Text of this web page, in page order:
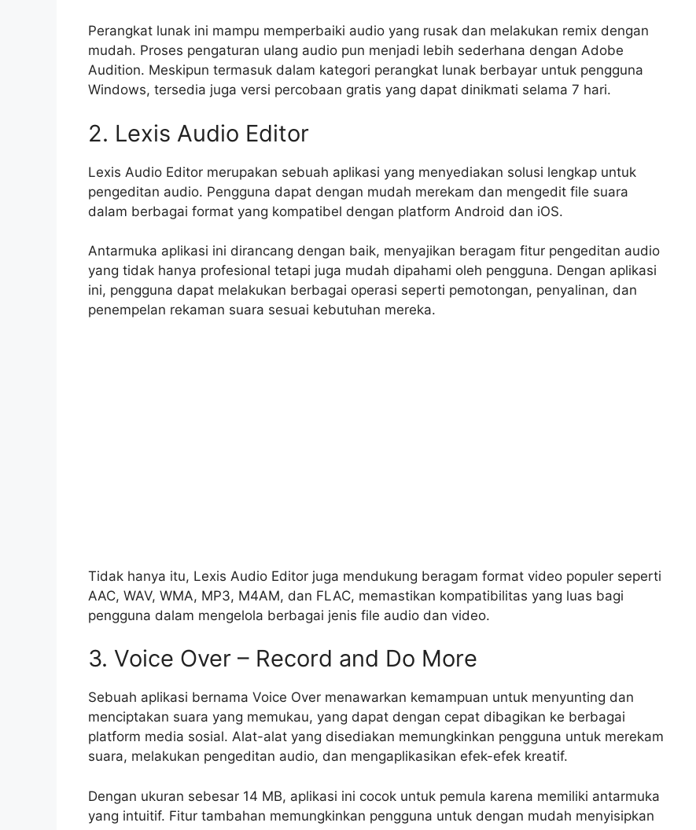
Perangkat lunak ini mampu memperbaiki audio yang rusak dan melakukan remix dengan
mudah. Proses pengaturan ulang audio pun menjadi lebih sederhana dengan Adobe
Audition. Meskipun termasuk dalam kategori perangkat lunak berbayar untuk pengguna
Windows, tersedia juga versi percobaan gratis yang dapat dinikmati selama 7 hari.
2. Lexis Audio Editor
Lexis Audio Editor merupakan sebuah aplikasi yang menyediakan solusi lengkap untuk
pengeditan audio. Pengguna dapat dengan mudah merekam dan mengedit file suara
dalam berbagai format yang kompatibel dengan platform Android dan iOS.
Antarmuka aplikasi ini dirancang dengan baik, menyajikan beragam fitur pengeditan audio
yang tidak hanya profesional tetapi juga mudah dipahami oleh pengguna. Dengan aplikasi
ini, pengguna dapat melakukan berbagai operasi seperti pemotongan, penyalinan, dan
penempelan rekaman suara sesuai kebutuhan mereka.
Tidak hanya itu, Lexis Audio Editor juga mendukung beragam format video populer seperti
AAC, WAV, WMA, MP3, M4AM, dan FLAC, memastikan kompatibilitas yang luas bagi
pengguna dalam mengelola berbagai jenis file audio dan video.
3. Voice Over – Record and Do More
Sebuah aplikasi bernama Voice Over menawarkan kemampuan untuk menyunting dan
menciptakan suara yang memukau, yang dapat dengan cepat dibagikan ke berbagai
platform media sosial. Alat-alat yang disediakan memungkinkan pengguna untuk merekam
suara, melakukan pengeditan audio, dan mengaplikasikan efek-efek kreatif.
Dengan ukuran sebesar 14 MB, aplikasi ini cocok untuk pemula karena memiliki antarmuka
yang intuitif. Fitur tambahan memungkinkan pengguna untuk dengan mudah menyisipkan